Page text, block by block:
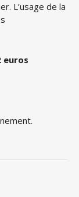
L’usage de la
euros